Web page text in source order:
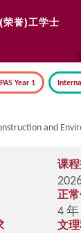
荣誉)工学士
Year 1
and
课
正
4 年
文